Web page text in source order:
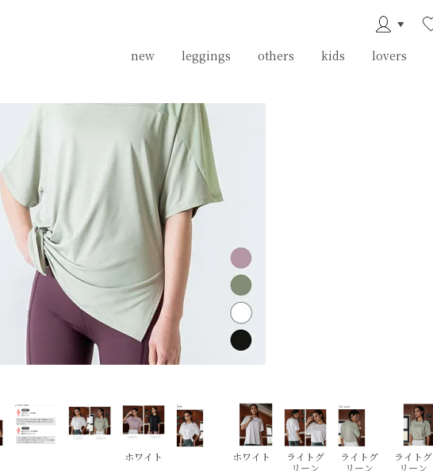
new leggings others kids lovers
new leggings others kids lovers
ホワイト ホワイト
ライトグ
リーン
ライトグ
リーン
ライトグ
リーン